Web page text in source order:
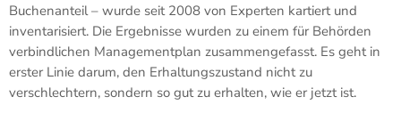
Buchenanteil – wurde seit 2008 von Experten kartiert und
inventarisiert. Die Ergebnisse wurden zu einem für Behörden
verbindlichen Managementplan zusammengefasst. Es geht in
erster Linie darum, den Erhaltungszustand nicht zu
verschlechtern, sondern so gut zu erhalten, wie er jetzt ist.